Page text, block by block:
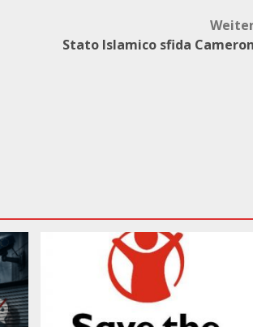
Stato Islamico sfida